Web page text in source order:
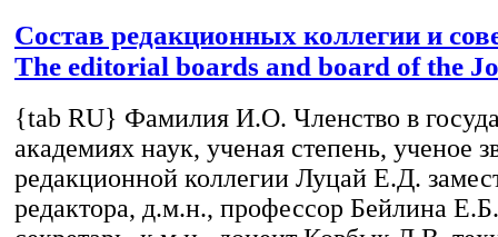
Состав редакционных коллегии и
The editorial boards and board of the
{tab RU} Фамилия И.О. Членство в
академиях наук, ученая степень, ученое
редакционной коллегии Луцай Е.Д.
редактора, д.м.н., профессор Бейлина